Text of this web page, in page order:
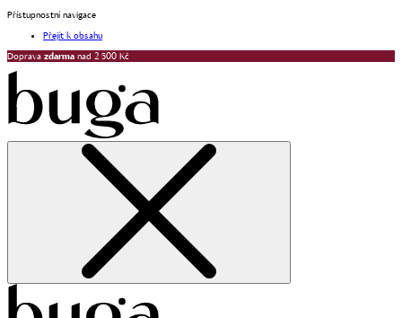
Přístupnostní navigace
Přejít k obsahu
Doprava zdarma nad 2 500 Kč